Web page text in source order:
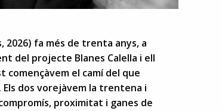
2026) fa més de trenta anys, a
del projecte Blanes Calella i ell
començàvem el camí del que
Els dos vorejàvem la trentena i
proximitat i ganes de